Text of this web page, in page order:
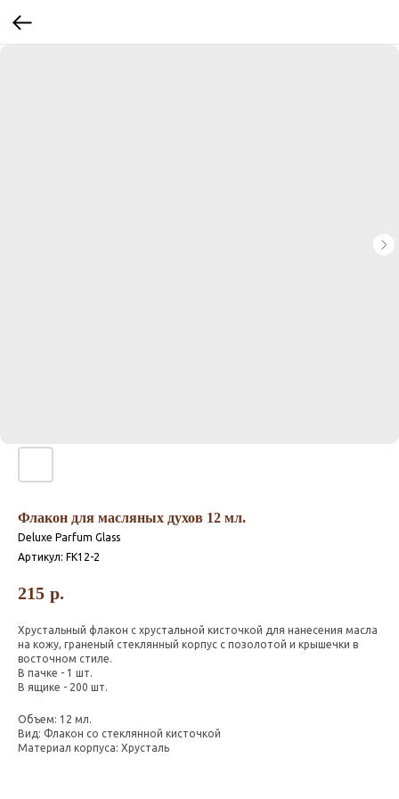
Флакон для масляных духов 12 мл.
Deluxe Parfum Glass
Артикул: FK12-2
215 р.
Хрустальный флакон с хрустальной кисточкой для нанесения масла
на кожу, граненый стеклянный корпус с позолотой и крышечки в
восточном стиле.
В пачке - 1 шт.
В ящике - 200 шт.
Объем: 12 мл.
Вид: Флакон со стеклянной кисточкой
Материал корпуса: Хрусталь